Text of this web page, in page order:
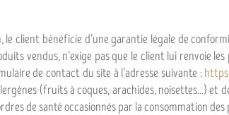
le client bénéficie d’une garantie légale de
vendus, n’exige pas que le client lui renvoie
de contact du site à l’adresse suivante :
(fruits à coques, arachides, noisettes...) et
de santé occasionnés par la consommation